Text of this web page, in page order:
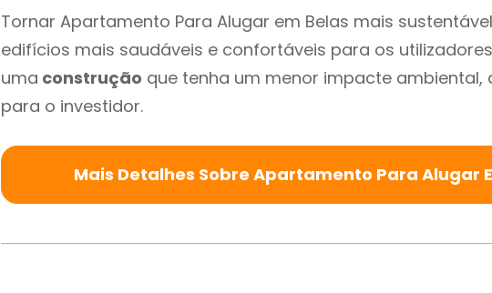
Tornar Apartamento Para Alugar em Belas mais
edifícios mais saudáveis e confortáveis para os
uma construção que tenha um menor impacte ambiental,
para o investidor.
Mais Detalhes Sobre Apartamento Para Alugar